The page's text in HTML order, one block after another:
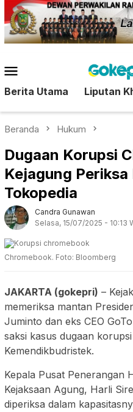
Loncat
ke
konten
Mobile
Berita Utama Liputan
Beranda Hukum
Dugaan Korupsi
Kejagung
Tokopedia
Candra Gunawan
Selasa, 15/07/2025 - 10:13
Chromebook. Foto: Bloomberg
JAKARTA (gokepri) –
memeriksa mantan
Juminto dan eks CEO
saksi kasus dugaan
Kemendikbudristek.
Kepala Pusat Penerangan
Kejaksaan Agung, Harli
diperiksa dalam